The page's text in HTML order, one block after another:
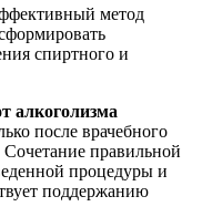
метод
спиртного и
алкоголизма
после врачебного
правильной
процедуры и
поддержанию